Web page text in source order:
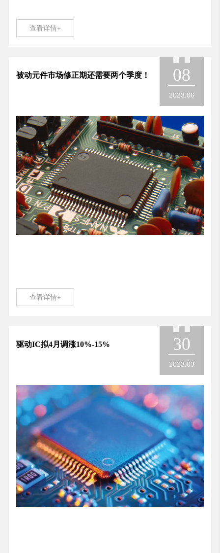
查看详情+
被动元件市场修正期还需要两个季度！ 08
2023.06
查看详情+
驱动IC拟4月调涨10%-15% 30
2023.03